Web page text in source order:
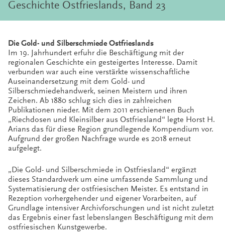
Geschichte Ostfrieslands, Band 23
Die Gold- und Silberschmiede Ostfrieslands
Im 19. Jahrhundert erfuhr die Beschäftigung mit der
regionalen Geschichte ein gesteigertes Interesse. Damit
verbunden war auch eine verstärkte wissenschaftliche
Auseinandersetzung mit dem Gold- und
Silberschmiedehandwerk, seinen Meistern und ihren
Zeichen. Ab 1880 schlug sich dies in zahlreichen
Publikationen nieder. Mit dem 2011 erschienenen Buch
„Riechdosen und Kleinsilber aus Ostfriesland“ legte Horst H.
Arians das für diese Region grundlegende Kompendium vor.
Aufgrund der großen Nachfrage wurde es 2018 erneut
aufgelegt.
„Die Gold- und Silberschmiede in Ostfriesland“ ergänzt
dieses Standardwerk um eine umfassende Sammlung und
Systematisierung der ostfriesischen Meister. Es entstand in
Rezeption vorhergehender und eigener Vorarbeiten, auf
Grundlage intensiver Archivforschungen und ist nicht zuletzt
das Ergebnis einer fast lebenslangen Beschäftigung mit dem
ostfriesischen Kunstgewerbe.